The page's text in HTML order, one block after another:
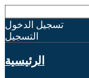
تسجيل الدخول
التسجيل
الرئيسية